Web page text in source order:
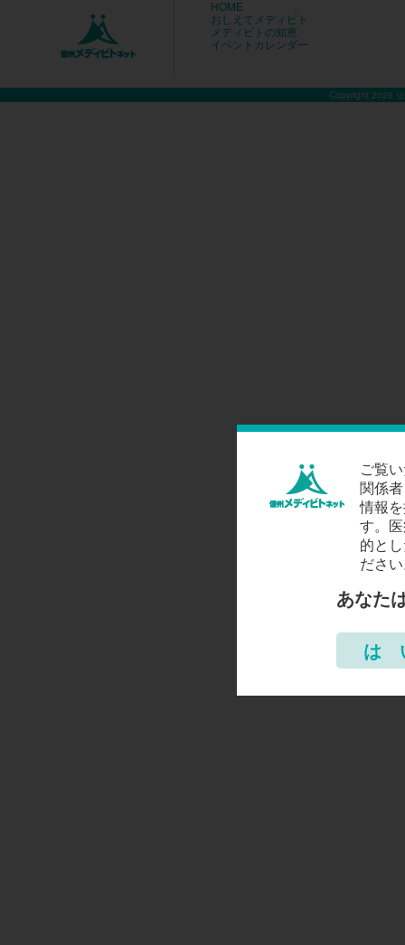
HOME
おしえてメディビト
メディビトの知恵
イベントカレンダー
Copyright 2026
ご覧
関係
情報
す。
的と
ださ
あなた
は